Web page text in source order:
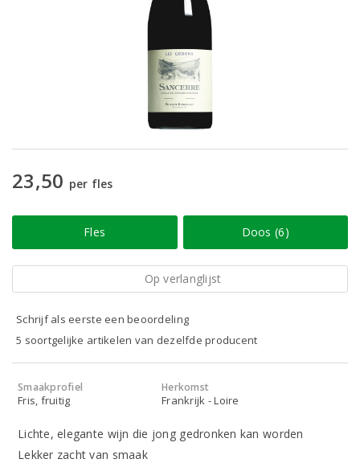
23,50 per fles
Fles Doos (6)
Op verlanglijst
Schrijf als eerste een beoordeling
5 soortgelijke artikelen van dezelfde producent
Smaakprofiel
Fris, fruitig
Herkomst
Frankrijk - Loire
Lichte, elegante wijn die jong gedronken kan worden
Lekker zacht van smaak